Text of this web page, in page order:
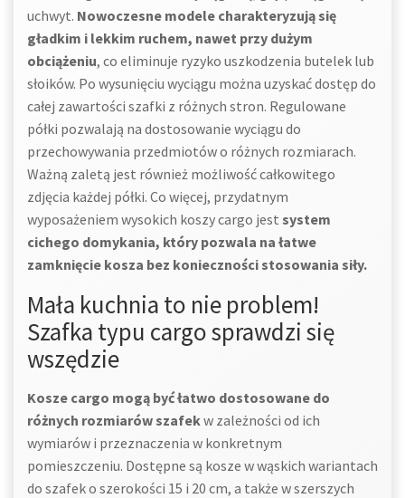
uchwyt. Nowoczesne modele charakteryzują się
gładkim i lekkim ruchem, nawet przy dużym
obciążeniu, co eliminuje ryzyko uszkodzenia butelek lub
słoików. Po wysunięciu wyciągu można uzyskać dostęp do
całej zawartości szafki z różnych stron. Regulowane
półki pozwalają na dostosowanie wyciągu do
przechowywania przedmiotów o różnych rozmiarach.
Ważną zaletą jest również możliwość całkowitego
zdjęcia każdej półki. Co więcej, przydatnym
wyposażeniem wysokich koszy cargo jest system
cichego domykania, który pozwala na łatwe
zamknięcie kosza bez konieczności stosowania siły.
Mała kuchnia to nie problem!
Szafka typu cargo sprawdzi się
wszędzie
Kosze cargo mogą być łatwo dostosowane do
różnych rozmiarów szafekw zależności od ich
wymiarów i przeznaczenia w konkretnym
pomieszczeniu. Dostępne są kosze w wąskich wariantach
do szafek o szerokości 15 i 20 cm, a także w szerszych